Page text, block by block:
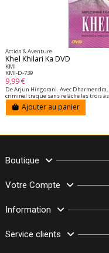
Action & Aventure
Khel Khilari Ka DVD
KMI
KMI-D-739
9,99 €
De Arjun Hingorani. Avec
criminel traque sans relâche les trois
Ajouter au panier
Boutique
Votre Compte
Information
Service clients